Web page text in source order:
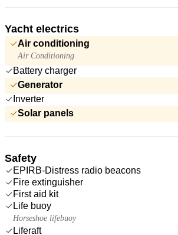
Yacht electrics
Air conditioning
Air Conditioning
Battery charger
Generator
Inverter
Solar panels
Safety
EPIRB-Distress radio beacons
Fire extinguisher
First aid kit
Life buoy
Horseshoe lifebuoy
Liferaft